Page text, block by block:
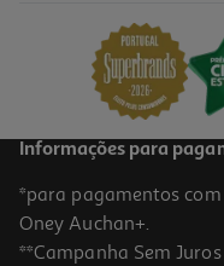
PVP de editor
Informações para
*para pagamentos
Oney Auchan+.
**Campanha Sem